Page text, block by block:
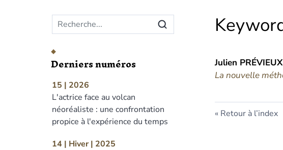
Menu principal
Derniers numéros
15 | 2026
L'actrice face au volcan
néoréaliste : une confrontation
propice à l'expérience du temps
14 | Hiver | 2025
Julien PRÉVIEUX
La nouvelle
Retour à l’index